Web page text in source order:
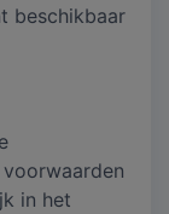
beschikbaar
in het